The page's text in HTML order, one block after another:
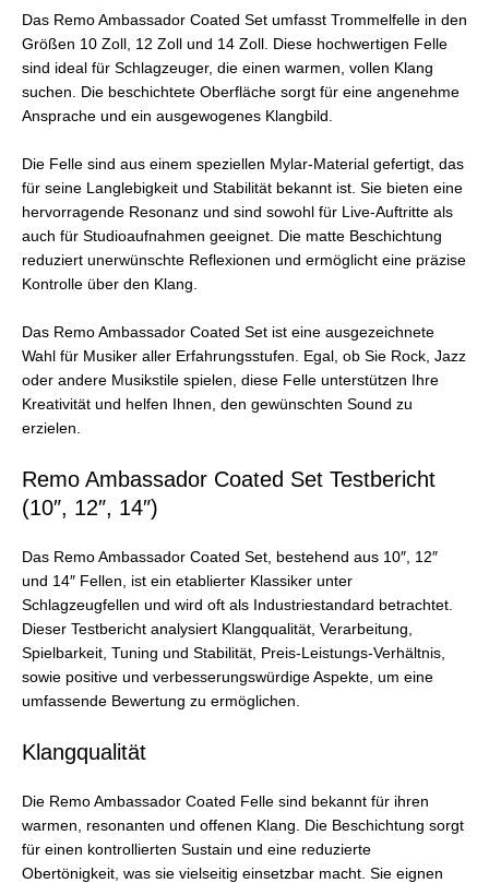
Das Remo Ambassador Coated Set umfasst Trommelfelle in den
Größen 10 Zoll, 12 Zoll und 14 Zoll. Diese hochwertigen Felle
sind ideal für Schlagzeuger, die einen warmen, vollen Klang
suchen. Die beschichtete Oberfläche sorgt für eine angenehme
Ansprache und ein ausgewogenes Klangbild.
Die Felle sind aus einem speziellen Mylar-Material gefertigt, das
für seine Langlebigkeit und Stabilität bekannt ist. Sie bieten eine
hervorragende Resonanz und sind sowohl für Live-Auftritte als
auch für Studioaufnahmen geeignet. Die matte Beschichtung
reduziert unerwünschte Reflexionen und ermöglicht eine präzise
Kontrolle über den Klang.
Das Remo Ambassador Coated Set ist eine ausgezeichnete
Wahl für Musiker aller Erfahrungsstufen. Egal, ob Sie Rock, Jazz
oder andere Musikstile spielen, diese Felle unterstützen Ihre
Kreativität und helfen Ihnen, den gewünschten Sound zu
erzielen.
Remo Ambassador Coated Set Testbericht
(10″, 12″, 14″)
Das Remo Ambassador Coated Set, bestehend aus 10″, 12″
und 14″ Fellen, ist ein etablierter Klassiker unter
Schlagzeugfellen und wird oft als Industriestandard betrachtet.
Dieser Testbericht analysiert Klangqualität, Verarbeitung,
Spielbarkeit, Tuning und Stabilität, Preis-Leistungs-Verhältnis,
sowie positive und verbesserungswürdige Aspekte, um eine
umfassende Bewertung zu ermöglichen.
Klangqualität
Die Remo Ambassador Coated Felle sind bekannt für ihren
warmen, resonanten und offenen Klang. Die Beschichtung sorgt
für einen kontrollierten Sustain und eine reduzierte
Obertönigkeit, was sie vielseitig einsetzbar macht. Sie eignen